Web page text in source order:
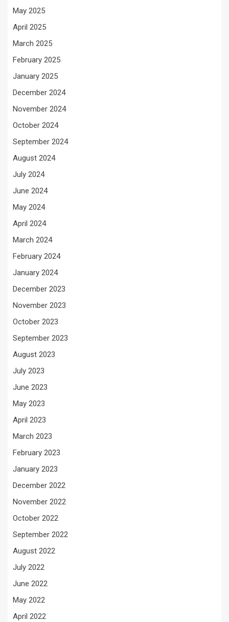
May 2025
April 2025
March 2025
February 2025
January 2025
December 2024
November 2024
October 2024
September 2024
August 2024
July 2024
June 2024
May 2024
April 2024
March 2024
February 2024
January 2024
December 2023
November 2023
October 2023
September 2023
August 2023
July 2023
June 2023
May 2023
April 2023
March 2023
February 2023
January 2023
December 2022
November 2022
October 2022
September 2022
August 2022
July 2022
June 2022
May 2022
April 2022